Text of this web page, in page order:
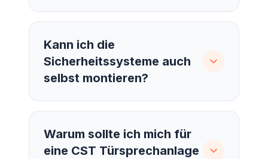
Kann ich die
Sicherheitssysteme auch
selbst montieren?
Warum sollte ich mich für
eine CST Türsprechanlage